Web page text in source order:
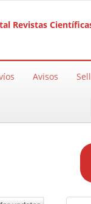
Revistas
Avisos
a